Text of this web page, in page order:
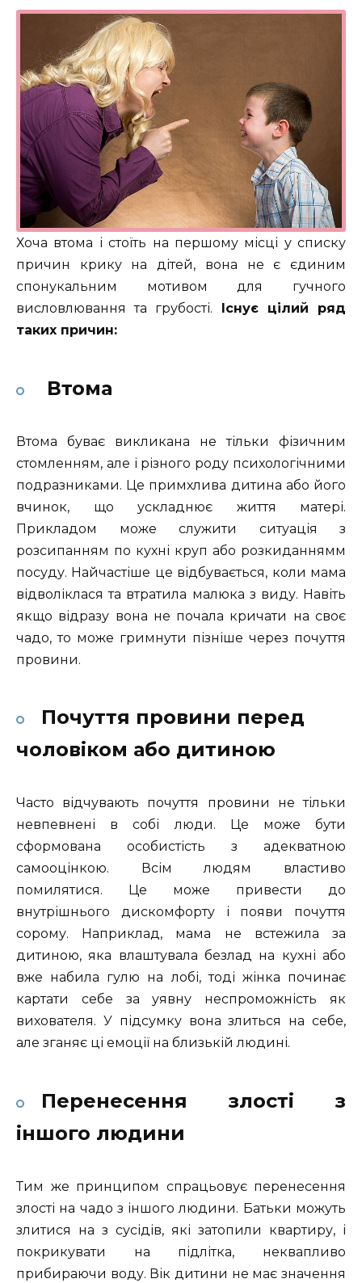
Хоча втома і стоїть на першому місці у списку
причин крику на дітей, вона не є єдиним
спонукальним мотивом для гучного
висловлювання та грубості.
Існує цілий ряд
таких причин:
Втома
Втома буває викликана не тільки фізичним
стомленням, але і різного роду психологічними
подразниками. Це примхлива дитина або його
вчинок, що ускладнює життя матері.
Прикладом може служити ситуація з
розсипанням по кухні круп або розкиданнямм
посуду. Найчастіше це відбувається, коли мама
відволіклася та втратила малюка з виду. Навіть
якщо відразу вона не почала кричати на своє
чадо, то може гримнути пізніше через почуття
провини.
Почуття провини перед
чоловіком або дитиною
Часто відчувають почуття провини не тільки
невпевнені в собі люди. Це може бути
сформована особистість з адекватною
самооцінкою. Всім людям властиво
помилятися. Це може привести до
внутрішнього дискомфорту і появи почуття
сорому. Наприклад, мама не встежила за
дитиною, яка влаштувала безлад на кухні або
вже набила гулю на лобі, тоді жінка починає
картати себе за уявну неспроможність як
вихователя. У підсумку вона злиться на себе,
але зганяє ці емоції на близькій людині.
Перенесення злості з
іншого людини
Тим же принципом спрацьовує перенесення
злості на чадо з іншого людини. Батьки можуть
злитися на з сусідів, які затопили квартиру, і
покрикувати на підлітка, неквапливо
прибираючи воду. Вік дитини не має значення